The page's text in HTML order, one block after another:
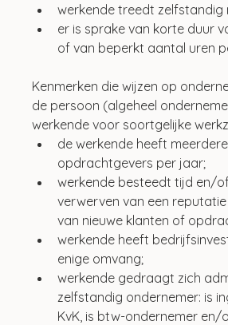
werkende treedt zelfstandig
er is sprake van korte duur
of van beperkt aantal uren
Kenmerken die wijzen op
de persoon (algeheel
werkende voor soortgelijke
de werkende heeft meerdere
opdrachtgevers per jaar;
werkende besteedt tijd en/
verwerven van een
van nieuwe klanten of
werkende heeft
enige omvang;
werkende gedraagt zich
zelfstandig ondernemer: is
KvK, is btw-ondernemer